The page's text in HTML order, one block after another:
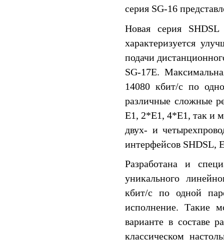
серия SG-16
Новая серия
характеризуется
подачи
SG-17E.
14080 кбит/c по
различные сложные
E1, 2*E1, 4*E1, так и
двух- и
интерфейсов SHDSL,
Разработана и
уникального
кбит/c по одной
исполнение. Такие
варианте в составе
классическом